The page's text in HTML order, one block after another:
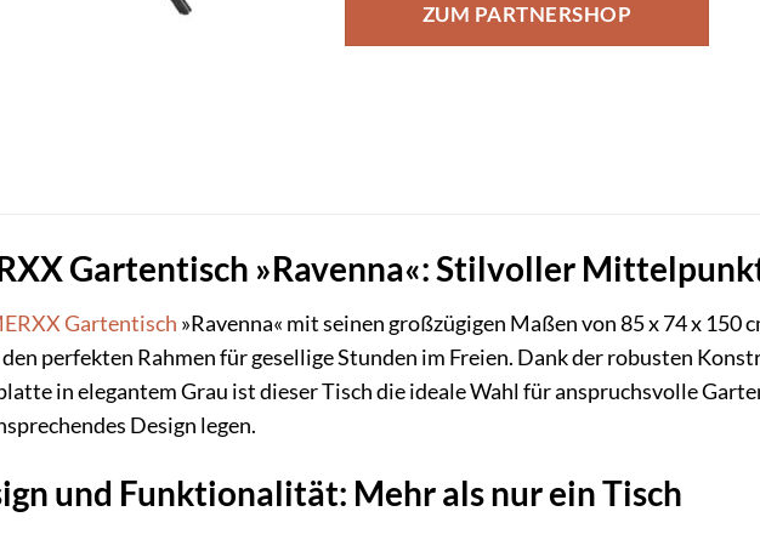
ZUM PARTNERSHOP
Gartentisch »Ravenna«: Stilvoller
Gartentisch »Ravenna« mit seinen großzügigen Maßen von 85 x 74 x
perfekten Rahmen für gesellige Stunden im Freien. Dank der robusten
in elegantem Grau ist dieser Tisch die ideale Wahl für anspruchsvolle
Design legen.
und Funktionalität: Mehr als nur ein Tisch